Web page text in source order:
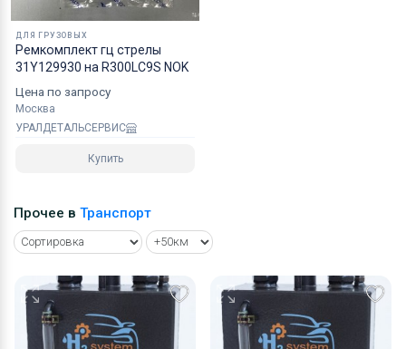
ДЛЯ ГРУЗОВЫХ
Ремкомплект гц стрелы
31Y129930 на R300LC9S NOK
Цена по запросу
Москва
УРАЛДЕТАЛЬСЕРВИС
Купить
Прочее в Транспорт